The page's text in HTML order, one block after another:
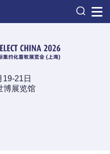

19-21日
博展览馆